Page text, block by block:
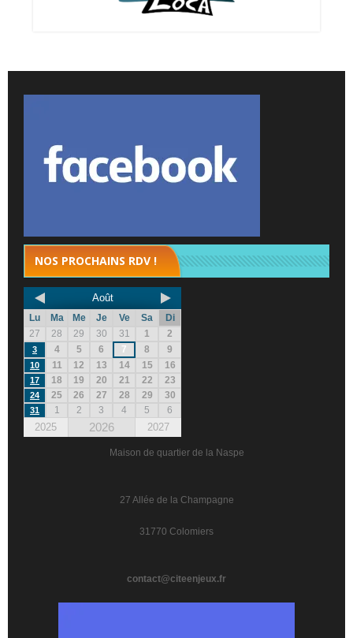
NOS PROCHAINS RDV !
Août
Lu Ma Me Je Ve Sa
Di
27
28 29 30 31 1 2
3 4 5 6 7 8 9
10 11 12 13 14 15 16
17 18 19 20 21 22 23
24 25 26 27 28 29 30
31 1 2 3 4 5 6
2025 2026 2027
Maison de quartier de la Naspe
27 Allée de la Champagne
31770 Colomiers
contact@citeenjeux.fr